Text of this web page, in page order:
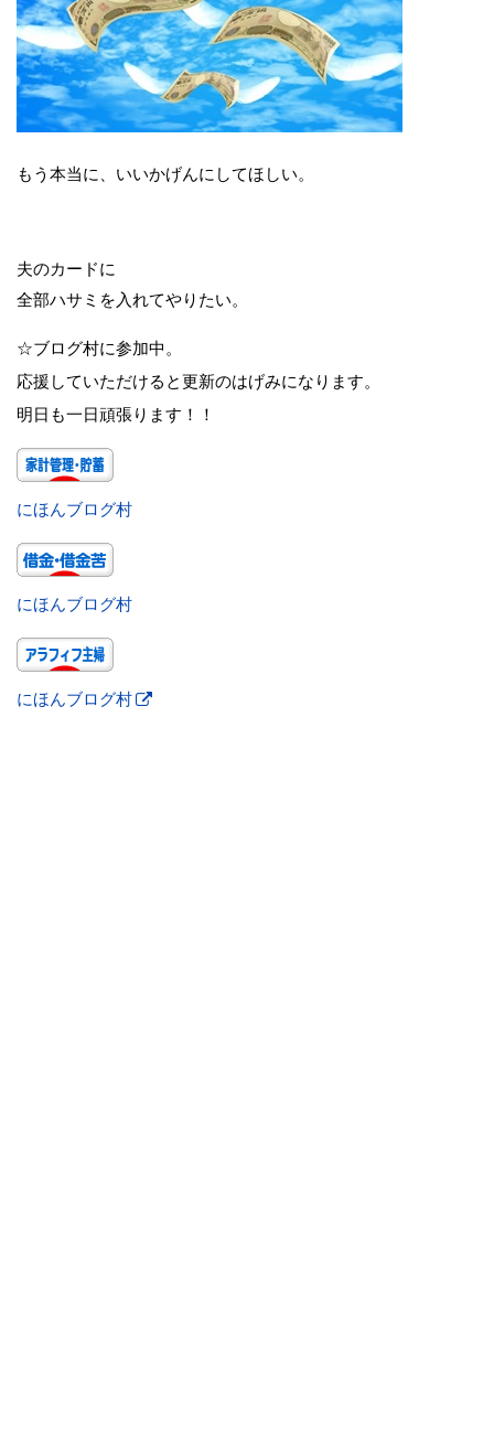
もう本当に、いいかげんにしてほしい。
夫のカードに
全部ハサミを入れてやりたい。
☆ブログ村に参加中。
応援していただけると更新のはげみになります。
明日も一日頑張ります！！
にほんブログ村
にほんブログ村
にほんブログ村